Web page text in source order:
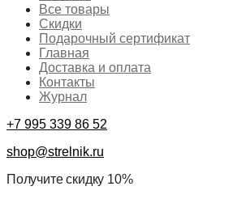
Все товары
Скидки
Подарочный сертификат
Главная
Доставка и оплата
Контакты
Журнал
+7 995 339 86 52
shop@strelnik.ru
Получите скидку 10%